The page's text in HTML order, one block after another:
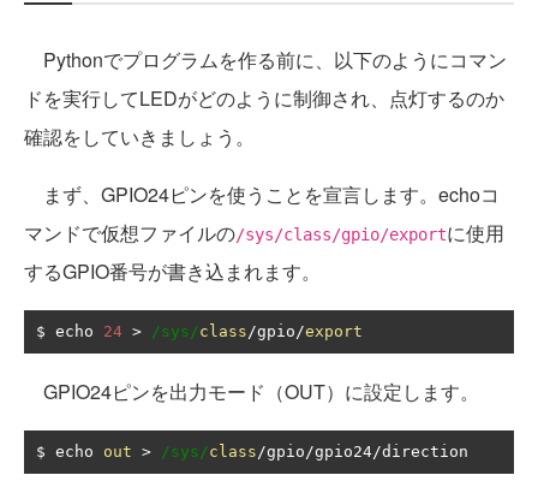
Pythonでプログラムを作る前に、以下のようにコマン
ドを実行してLEDがどのように制御され、点灯するのか
確認をしていきましょう。
まず、GPIO24ピンを使うことを宣言します。echoコ
マンドで仮想ファイルの/sys/class/gpio/exportに使用
するGPIO番号が書き込まれます。
$ echo 24 > /sys/class /gpio /export
GPIO24ピンを出力モード（OUT）に設定します。
$ echo out > /sys/class /gpio /gpio24/direction